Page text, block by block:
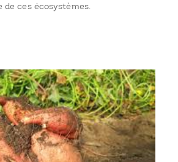
de ces écosystèmes.